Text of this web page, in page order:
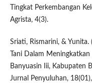
Tingkat Perkembangan
Agrista, 4(3).
Sriati, Rismarini, &
Tani Dalam
Banyuasin Iii, Kabupaten
Jurnal Penyuluhan,